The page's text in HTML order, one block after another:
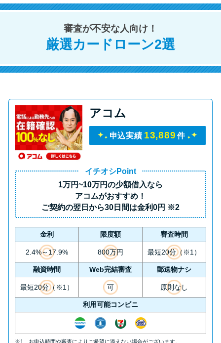
に悩む人へ街金をおすすめしな
い理由
質屋でお金を借りるには？年利
較
未成年でもお金を借りられる？
学生がお金を借りる方法があ
る？
学生がお金を借りる方法は？親
へのバレにくさや将来への影響
を解説
ソフト闇金とは？悪質な手口に
は要注意！
090金融（闇金）からお金を借り
てはいけない理由と借りた場合
の対処法
審査が不安な人向け！
厳選カードローン2選
アコム
申込実績 13,889 件
イチオシPoint
1万円~10万円の少額借入なら
アコムがおすすめ！
ご契約の翌日から30日間は金利0円 ※2
金利 限度額 審査時間
2.4%～17.9% 800万円 最短20分（※1）
融資時間 Web完結審査 郵送物ナシ
最短20分（※1） 可 原則なし
利用可能コンビニ
※1 お申込時間や審査によりご希望に添えない場合がございます。